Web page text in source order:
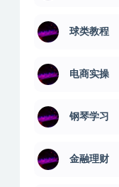
球类教程
电商实操
钢琴学习
金融理财